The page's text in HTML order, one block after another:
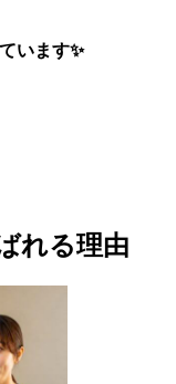
います✨
れる理由